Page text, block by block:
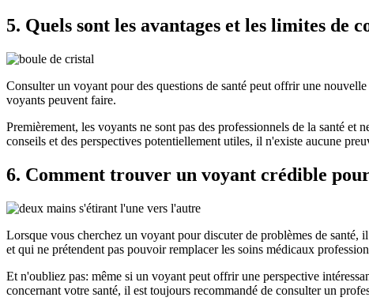
5. Quels sont les avantages et les limites de
Consulter un voyant pour des questions de santé peut offrir une
voyants peuvent faire.
Premièrement, les voyants ne sont pas des professionnels de la santé
conseils et des perspectives potentiellement utiles, il n'existe aucune
6. Comment trouver un voyant crédible
Lorsque vous cherchez un voyant pour discuter de problèmes de santé,
et qui ne prétendent pas pouvoir remplacer les soins médicaux
Et n'oubliez pas: même si un voyant peut offrir une perspective
concernant votre santé, il est toujours recommandé de consulter un